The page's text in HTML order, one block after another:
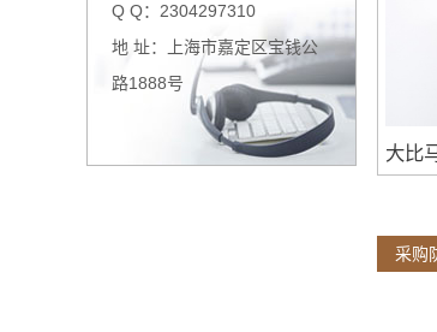
Q Q：2304297310
地 址：上海市嘉定区宝钱公
路1888号
大比
采购